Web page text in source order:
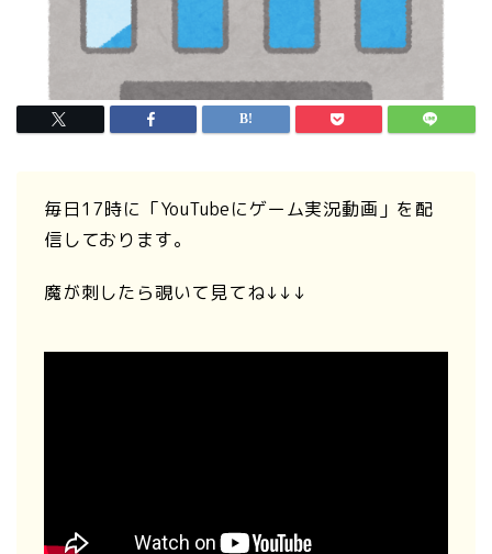
毎日17時に「YouTubeにゲーム実況動画」を配
信しております。
魔が刺したら覗いて見てね↓↓↓